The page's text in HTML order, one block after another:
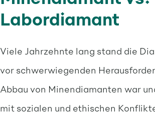
Labordiamant
Viele Jahrzehnte lang stand die
vor schwerwiegenden
Abbau von Minendiamanten war
mit sozialen und ethischen